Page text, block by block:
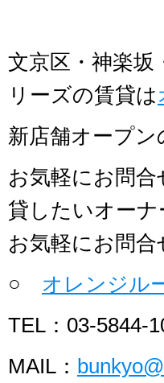
文京区・神楽坂
リーズの賃貸は
新店舗オープ
お気軽にお問
貸したいオー
お気軽にお問合
○ オレンジル
TEL：03-5844-
MAIL：